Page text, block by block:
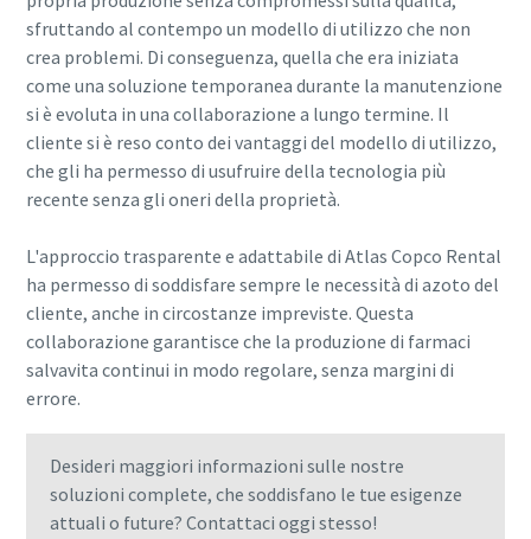
sfruttando al contempo un modello di utilizzo che non
crea problemi. Di conseguenza, quella che era iniziata
come una soluzione temporanea durante la manutenzione
si è evoluta in una collaborazione a lungo termine. Il
cliente si è reso conto dei vantaggi del modello di utilizzo,
che gli ha permesso di usufruire della tecnologia più
recente senza gli oneri della proprietà.
L'approccio trasparente e adattabile di Atlas Copco Rental
ha permesso di soddisfare sempre le necessità di azoto del
cliente, anche in circostanze impreviste. Questa
collaborazione garantisce che la produzione di farmaci
salvavita continui in modo regolare, senza margini di
errore.
Desideri maggiori informazioni sulle nostre
soluzioni complete, che soddisfano le tue esigenze
attuali o future? Contattaci oggi stesso!